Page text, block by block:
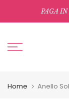
al
PAGA IN
Home Anello